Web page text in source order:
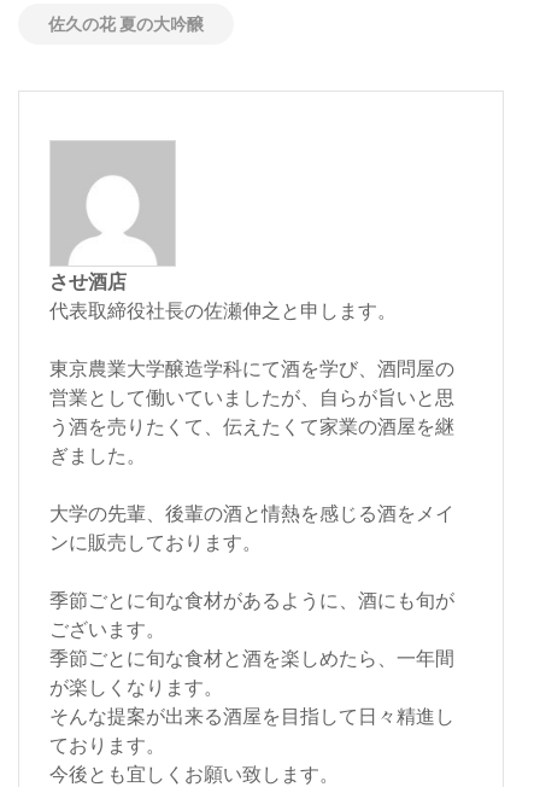
佐久の花 夏の大吟醸
させ酒店
代表取締役社長の佐瀬伸之と申します。
東京農業大学醸造学科にて酒を学び、酒問屋の
営業として働いていましたが、自らが旨いと思
う酒を売りたくて、伝えたくて家業の酒屋を継
ぎました。
大学の先輩、後輩の酒と情熱を感じる酒をメイ
ンに販売しております。
季節ごとに旬な食材があるように、酒にも旬が
ございます。
季節ごとに旬な食材と酒を楽しめたら、一年間
が楽しくなります。
そんな提案が出来る酒屋を目指して日々精進し
ております。
今後とも宜しくお願い致します。